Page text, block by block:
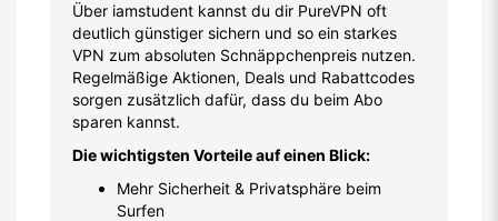
Über iamstudent kannst du dir PureVPN oft
deutlich günstiger sichern und so ein starkes
VPN zum absoluten Schnäppchenpreis nutzen.
Regelmäßige Aktionen, Deals und Rabattcodes
sorgen zusätzlich dafür, dass du beim Abo
sparen kannst.
Die wichtigsten Vorteile auf einen Blick:
Mehr Sicherheit & Privatsphäre beim
Surfen